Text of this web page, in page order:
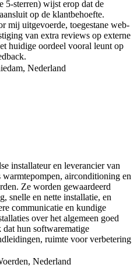
5-sterren) wijst erop dat de
op de klantbehoefte.
mij uitgevoerde, toegestane web-
van extra reviews op externe
huidige oordeel vooral leunt op
Nederland
installateur en leverancier van
warmtepompen, airconditioning en
Ze worden gewaardeerd
snelle en nette installatie, en
communicatie en kundige
over het algemeen goed
hun softwarematige
ruimte voor verbetering
Nederland